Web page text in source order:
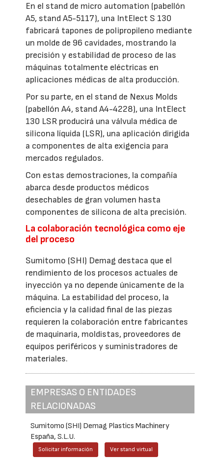
En el stand de micro automation (pabellón
A5, stand A5-5117), una IntElect S 130
fabricará tapones de polipropileno mediante
un molde de 96 cavidades, mostrando la
precisión y estabilidad de proceso de las
máquinas totalmente eléctricas en
aplicaciones médicas de alta producción.
Por su parte, en el stand de Nexus Molds
(pabellón A4, stand A4-4228), una IntElect
130 LSR producirá una válvula médica de
silicona líquida (LSR), una aplicación dirigida
a componentes de alta exigencia para
mercados regulados.
Con estas demostraciones, la compañía
abarca desde productos médicos
desechables de gran volumen hasta
componentes de silicona de alta precisión.
La colaboración tecnológica como eje
del proceso
Sumitomo (SHI) Demag destaca que el
rendimiento de los procesos actuales de
inyección ya no depende únicamente de la
máquina. La estabilidad del proceso, la
eficiencia y la calidad final de las piezas
requieren la colaboración entre fabricantes
de maquinaria, moldistas, proveedores de
equipos periféricos y suministradores de
materiales.
EMPRESAS O ENTIDADES
RELACIONADAS
Sumitomo (SHI) Demag Plastics Machinery
España, S.L.U.
Solicitar información Ver stand virtual